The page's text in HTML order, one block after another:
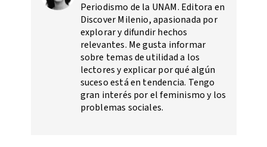
Periodismo de la UNAM. Editora en
Discover Milenio, apasionada por
explorar y difundir hechos
relevantes. Me gusta informar
sobre temas de utilidad a los
lectores y explicar por qué algún
suceso está en tendencia. Tengo
gran interés por el feminismo y los
problemas sociales.